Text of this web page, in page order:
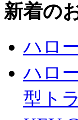
新着の
ハロ
ハロ
型ト